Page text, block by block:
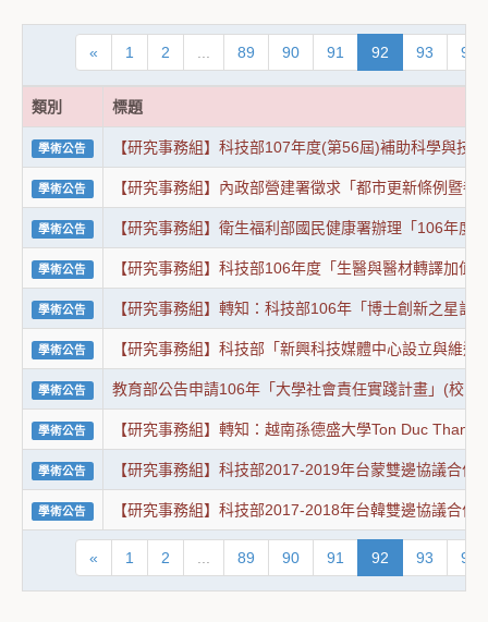
« 1 2 89 90 91 92 93 94
類別 標題
學術公告 【研究事務組】科技部107年度(第56屆)補助科學與
學術公告 【研究事務組】內政部營建署徵求「都市更新條例暨
學術公告 【研究事務組】衛生福利部國民健康署辦理「106年
學術公告 【研究事務組】科技部106年度「生醫與醫材轉譯加
學術公告 【研究事務組】轉知：科技部106年「博士創新之星
學術公告 【研究事務組】科技部「新興科技媒體中心設立與維
學術公告 教育部公告申請106年「大學社會責任實踐計畫」(校內
學術公告 【研究事務組】轉知：越南孫德盛大學Ton Duc
學術公告 【研究事務組】科技部2017-2019年台蒙雙邊協議合
學術公告 【研究事務組】科技部2017-2018年台韓雙邊協議合
« 1 2 89 90 91 92 93 94